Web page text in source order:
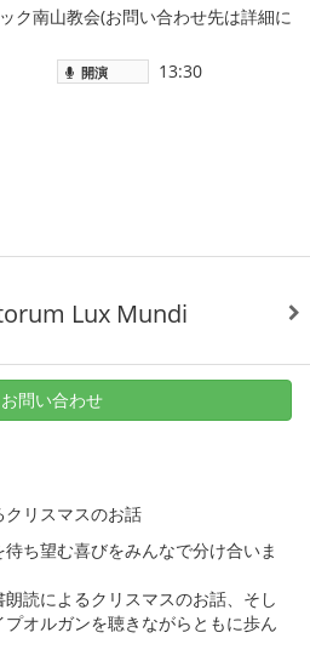
ク南山教会(お問い合わせ先は詳細に
開演 13:30
Lux Mundi
お問い合わせ
リスマスのお話
ち望む喜びをみんなで分け合いま
読によるクリスマスのお話、そし
オルガンを聴きながらともに歩ん